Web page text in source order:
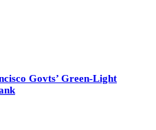
Govts’ Green-Light